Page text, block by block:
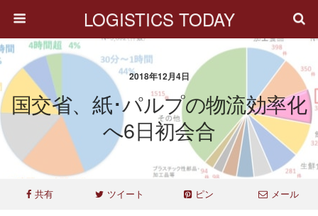
LOGISTICS TODAY
2018年12月4日
国交省、紙･パルプの物流効率化
へ6日初会合
共有 ツイート ピン メール